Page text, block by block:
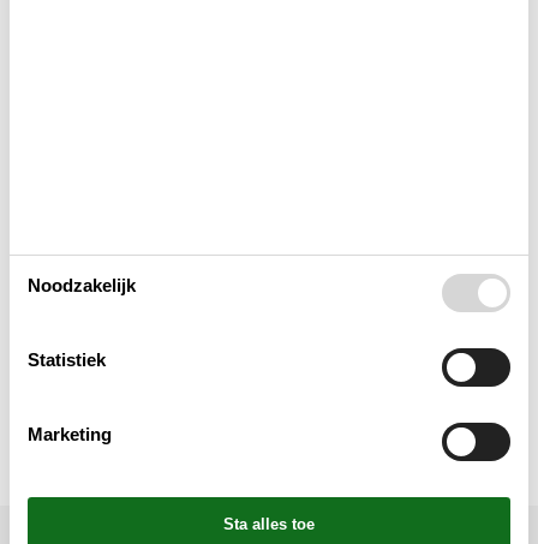
Reglement
Prijs inbegrepen
Noodzakelijk
Statistiek
Marketing